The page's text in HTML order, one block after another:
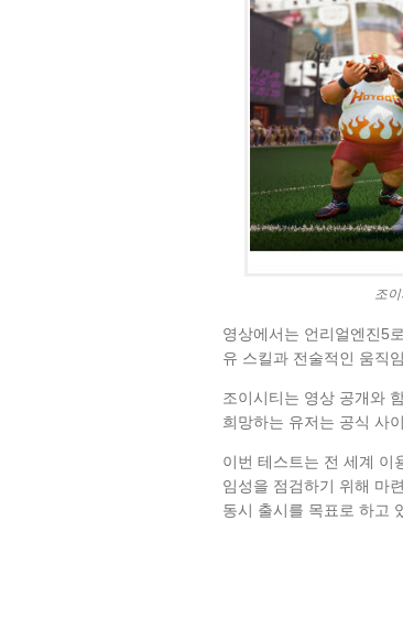
조
영상에서는 언리얼엔진5
유 스킬과 전술적인 움직
조이시티는 영상 공개와
희망하는 유저는 공식 사
이번 테스트는 전 세계 이
임성을 점검하기 위해 마
동시 출시를 목표로 하고